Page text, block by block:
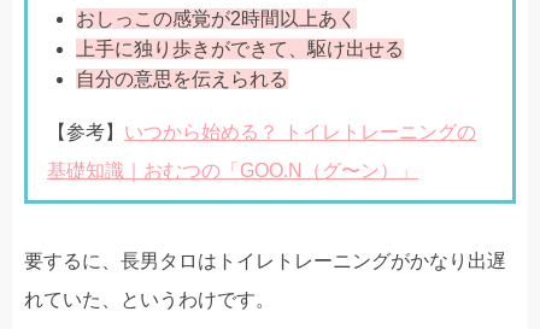
おしっこの感覚が2時間以上あく
上手に独り歩きができて、駆け出せる
自分の意思を伝えられる
【参考】 いつから始める？ トイレトレーニングの
基礎知識｜おむつの「GOO.N（グ〜ン）」
要するに、長男タロはトイレトレーニングがかなり出遅
れていた、というわけです。